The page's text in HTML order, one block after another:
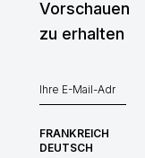
Vorschauen
zu erhalten
FRANKREICH
DEUTSCH